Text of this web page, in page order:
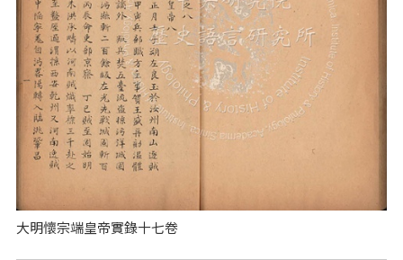
大明懷宗端皇帝實錄十七卷